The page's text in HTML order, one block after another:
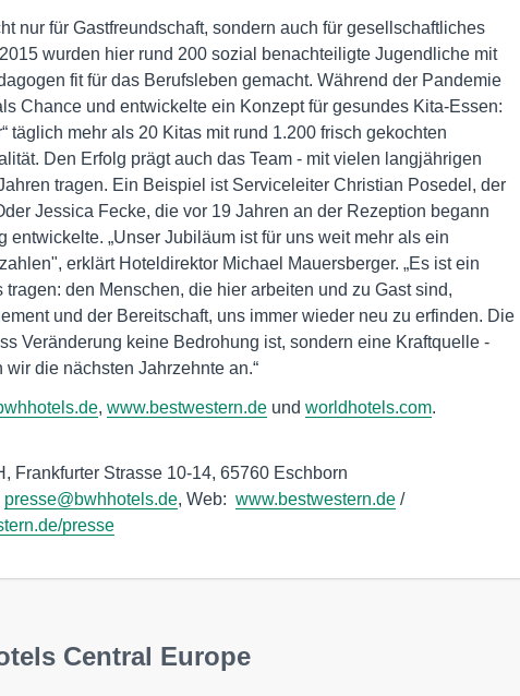
nur für Gastfreundschaft, sondern auch für gesellschaftliches
wurden hier rund 200 sozial benachteiligte Jugendliche mit
fit für das Berufsleben gemacht. Während der Pandemie
Chance und entwickelte ein Konzept für gesundes Kita-Essen:
täglich mehr als 20 Kitas mit rund 1.200 frisch gekochten
Den Erfolg prägt auch das Team - mit vielen langjährigen
tragen. Ein Beispiel ist Serviceleiter Christian Posedel, der
Jessica Fecke, die vor 19 Jahren an der Rezeption begann
entwickelte. „Unser Jubiläum ist für uns weit mehr als ein
erklärt Hoteldirektor Michael Mauersberger. „Es ist ein
den Menschen, die hier arbeiten und zu Gast sind,
und der Bereitschaft, uns immer wieder neu zu erfinden. Die
Veränderung keine Bedrohung ist, sondern eine Kraftquelle -
die nächsten Jahrzehnte an.“
, www.bestwestern.de und worldhotels.com.
Frankfurter Strasse 10-14, 65760 Eschborn
presse@bwhhotels.de, Web: www.bestwestern.de /
presse
Central Europe